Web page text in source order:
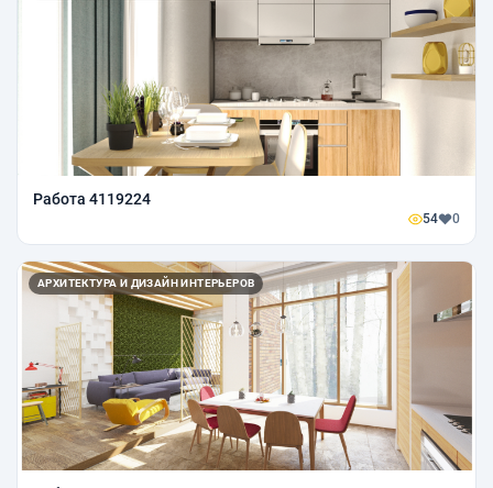
Работа 4119224
54 0
АРХИТЕКТУРА И ДИЗАЙН ИНТЕРЬЕРОВ